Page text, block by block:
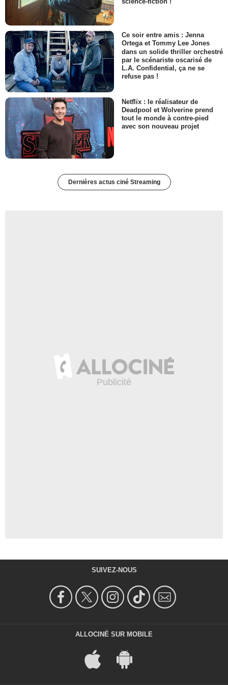
Ce soir entre amis : Jenna
Ortega et Tommy Lee Jones
dans un solide thriller orchestré
par le scénariste oscarisé de
L.A. Confidential, ça ne se
refuse pas !
Netflix : le réalisateur de
Deadpool et Wolverine prend
tout le monde à contre-pied
avec son nouveau projet
Dernières actus ciné Streaming
SUIVEZ-NOUS
ALLOCINÉ SUR MOBILE